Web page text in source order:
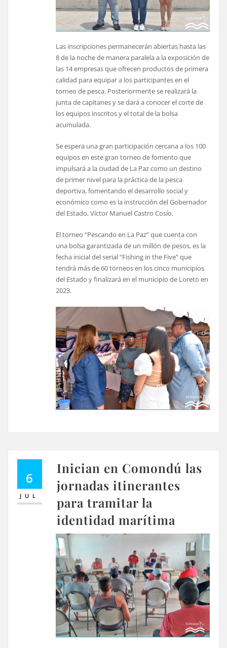
Las inscripciones permanecerán abiertas hasta las
8 de la noche de manera paralela a la exposición de
las 14 empresas que ofrecen productos de primera
calidad para equipar a los participantes en el
torneo de pesca. Posteriormente se realizará la
junta de capitanes y se dará a conocer el corte de
los equipos inscritos y el total de la bolsa
acumulada.
Se espera una gran participación cercana a los 100
equipos en este gran torneo de fomento que
impulsará a la ciudad de La Paz como un destino
de primer nivel para la práctica de la pesca
deportiva, fomentando el desarrollo social y
económico como es la instrucción del Gobernador
del Estado, Víctor Manuel Castro Cosío.
El torneo “Pescando en La Paz” que cuenta con
una bolsa garantizada de un millón de pesos, es la
fecha inicial del serial “Fishing in the Five” que
tendrá más de 60 torneos en los cinco municipios
del Estado y finalizará en el municipio de Loreto en
2023.
6
JUL
Inician en Comondú las
jornadas itinerantes
para tramitar la
identidad marítima